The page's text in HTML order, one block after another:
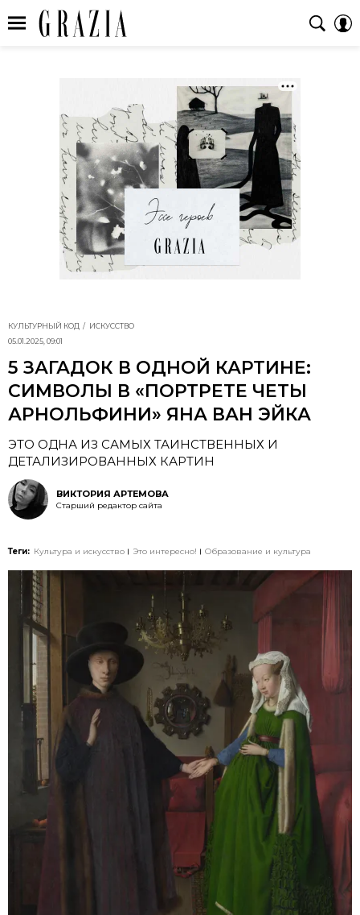
КУЛЬТУРНЫЙ КОД
ИСКУССТВО
05.01.2025, 09:01
5 ЗАГАДОК В ОДНОЙ КАРТИНЕ:
СИМВОЛЫ В «ПОРТРЕТЕ ЧЕТЫ
АРНОЛЬФИНИ» ЯНА ВАН ЭЙКА
ЭТО ОДНА ИЗ САМЫХ ТАИНСТВЕННЫХ И
ДЕТАЛИЗИРОВАННЫХ КАРТИН
ВИКТОРИЯ АРТЕМОВА
Старший редактор сайта
Теги: Культура и искусство Это интересно! Образование и культура